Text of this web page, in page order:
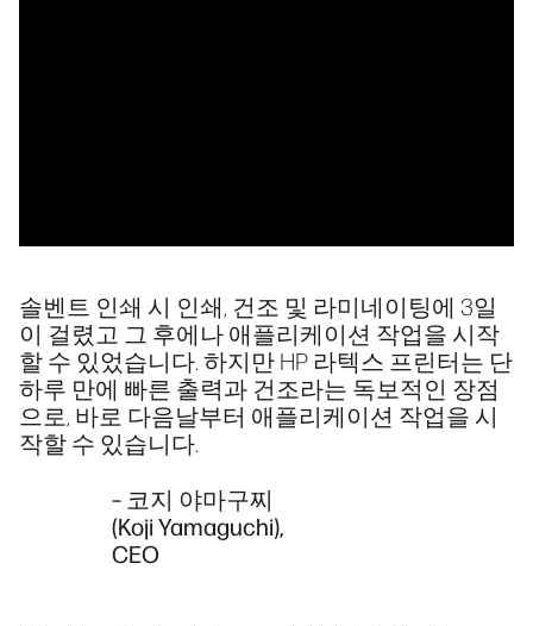
솔벤트 인쇄 시 인쇄, 건조 및 라미네이팅에 3일
이 걸렸고 그 후에나 애플리케이션 작업을 시작
할 수 있었습니다. 하지만 HP 라텍스 프린터는 단
하루 만에 빠른 출력과 건조라는 독보적인 장점
으로, 바로 다음날부터 애플리케이션 작업을 시
작할 수 있습니다.
– 코지 야마구찌
(Koji Yamaguchi),
CEO